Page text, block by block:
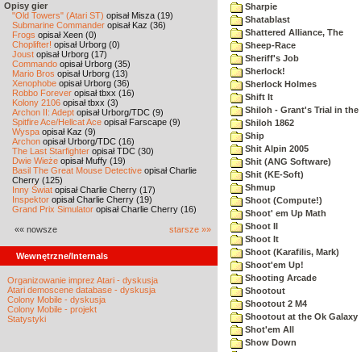
Opisy gier
"Old Towers" (Atari ST) opisał Misza (19)
Submarine Commander opisał Kaz (36)
Frogs opisał Xeen (0)
Choplifter! opisał Urborg (0)
Joust opisał Urborg (17)
Commando opisał Urborg (35)
Mario Bros opisał Urborg (13)
Xenophobe opisał Urborg (36)
Robbo Forever opisał tbxx (16)
Kolony 2106 opisał tbxx (3)
Archon II: Adept opisał Urborg/TDC (9)
Spitfire Ace/Hellcat Ace opisał Farscape (9)
Wyspa opisał Kaz (9)
Archon opisał Urborg/TDC (16)
The Last Starfighter opisał TDC (30)
Dwie Wieże opisał Muffy (19)
Basil The Great Mouse Detective opisał Charlie
Cherry (125)
Inny Świat opisał Charlie Cherry (17)
Inspektor opisał Charlie Cherry (19)
Grand Prix Simulator opisał Charlie Cherry (16)
«« nowsze starsze »»
Wewnętrzne/Internals
Organizowanie imprez Atari - dyskusja
Atari demoscene database - dyskusja
Colony Mobile - dyskusja
Colony Mobile - projekt
Statystyki
Sharpie
Shatablast
Shattered Alliance, The
Sheep-Race
Sheriff's Job
Sherlock!
Sherlock Holmes
Shift It
Shiloh - Grant's Trial in the
Shiloh 1862
Ship
Shit Alpin 2005
Shit (ANG Software)
Shit (KE-Soft)
Shmup
Shoot (Compute!)
Shoot' em Up Math
Shoot II
Shoot It
Shoot (Karafilis, Mark)
Shoot'em Up!
Shooting Arcade
Shootout
Shootout 2 M4
Shootout at the Ok Galaxy
Shot'em All
Show Down